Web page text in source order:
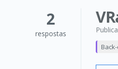
2
respostas